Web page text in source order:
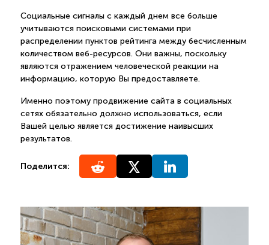
Социальные сигналы с каждый днем все больше
учитываются поисковыми системами при
распределении пунктов рейтинга между бесчисленным
количеством веб-ресурсов. Они важны, поскольку
являются отражением человеческой реакции на
информацию, которую Вы предоставляете.
Именно поэтому продвижение сайта в социальных
сетях обязательно должно использоваться, если
Вашей целью является достижение наивысших
результатов.
Поделится: